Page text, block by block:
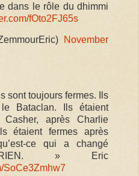
dans le rôle du dhimmi
fOto2FJ65s
November
sont toujours fermes. Ils
Bataclan. Ils étaient
Casher, après Charlie
étaient fermes après
ce qui a changé
» Eric
SoCe3Zmhw7